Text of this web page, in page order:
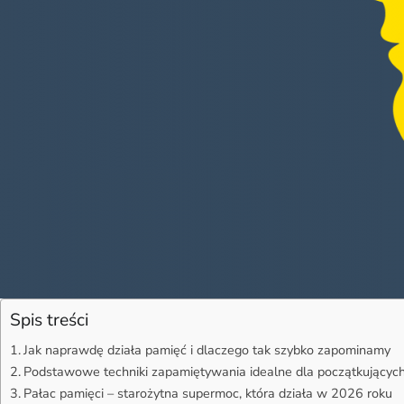
Spis treści
Jak naprawdę działa pamięć i dlaczego tak szybko zapominamy
Podstawowe techniki zapamiętywania idealne dla
Pałac pamięci – starożytna supermoc, która działa w 2026 roku